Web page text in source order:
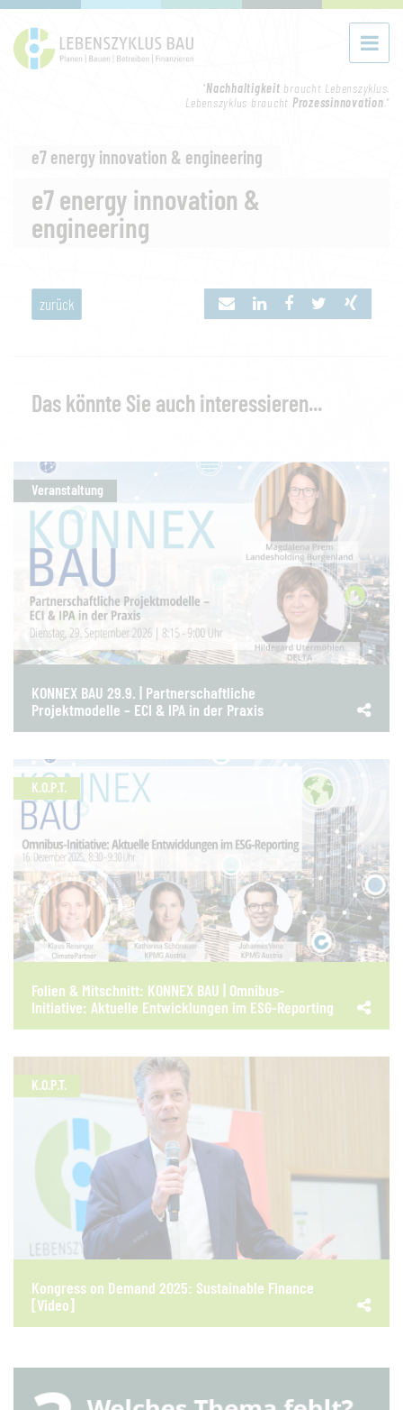
"Nachhaltigkeit braucht Lebenszyklus.
Lebenszyklus braucht Prozessinnovation."
e7 energy innovation & engineering
e7 energy innovation &
engineering
zurück
Das könnte Sie auch interessieren...
Veranstaltung
KONNEX BAU 29.9. | Partnerschaftliche
Projektmodelle – ECI & IPA in der Praxis
K.O.P.T.
Folien & Mitschnitt: KONNEX BAU | Omnibus-
Initiative: Aktuelle Entwicklungen im ESG-Reporting
K.O.P.T.
Kongress on Demand 2025: Sustainable Finance
[Video]